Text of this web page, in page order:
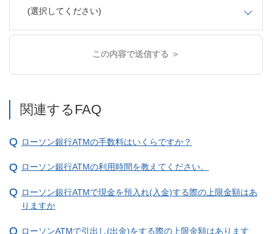
(選択してください)
この内容で送信する ＞
関連するFAQ
ローソン銀行ATMの手数料はいくらですか？
ローソン銀行ATMの利用時間を教えてください。
ローソン銀行ATMで現金を預入れ(入金)する際の上限金額はあ
りますか
ローソンATMで引出し(出金)をする際の上限金額はあります